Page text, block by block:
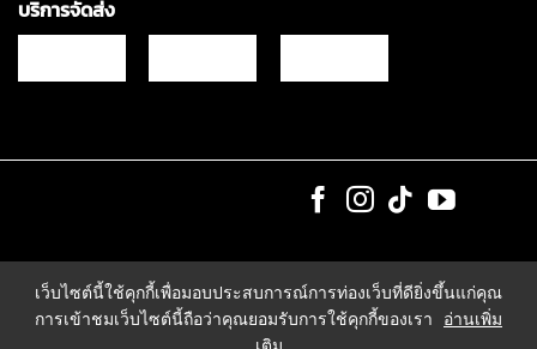
บริการจัดส่ง
เว็บไซต์นี้ใช้คุกกี้เพื่อมอบประสบการณ์การท่องเว็บที่ดียิ่งขึ้นแก่คุณ
การเข้าชมเว็บไซต์นี้ถือว่าคุณยอมรับการใช้คุกกี้ของเรา
อ่านเพิ่ม
เติม